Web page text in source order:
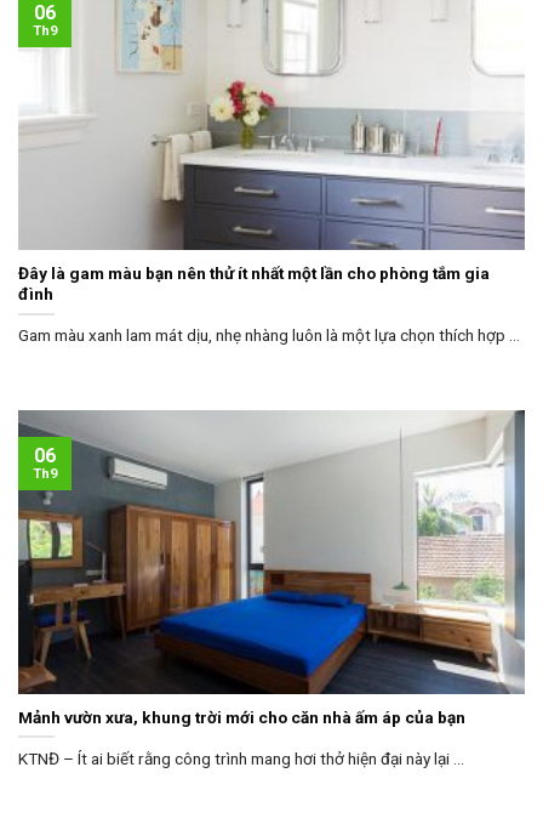
Đây là gam màu bạn nên thử ít nhất một lần cho phòng tắm gia
đình
Gam màu xanh lam mát dịu, nhẹ nhàng luôn là một lựa chọn thích hợp ...
06
Th9
Mảnh vườn xưa, khung trời mới cho căn nhà ấm áp của bạn
KTNĐ – Ít ai biết rằng công trình mang hơi thở hiện đại này lại ...
06
Th9